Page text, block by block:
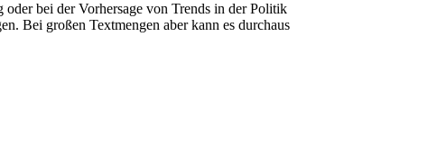
oder bei der Vorhersage von Trends in der Politik
Bei großen Textmengen aber kann es durchaus